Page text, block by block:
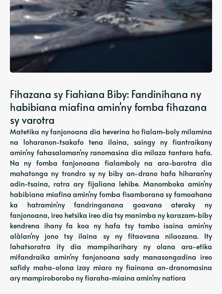
Fihazana sy Fiahiana Biby: Fandinihana ny
habibiana miafina amin'ny fomba fihazana
sy varotra
Matetika ny fanjonoana dia heverina ho fialam-boly milamina
na loharanon-tsakafo tena ilaina, saingy ny fiantraikany
amin'ny fahasalaman'ny ranomasina dia milaza tantara hafa.
Na ny fomba fanjonoana fialamboly na ara-barotra dia
mahatonga ny trondro sy ny biby an-drano hafa hiharan'ny
adin-tsaina, ratra ary fijaliana lehibe. Manomboka amin'ny
habibiana miafina amin'ny fomba fisamborana sy famoahana
ka hatramin'ny fandringanana goavana ateraky ny
fanjonoana, ireo hetsika ireo dia tsy manimba ny karazam-biby
kendrena ihany fa koa ny hafa tsy tambo isaina amin'ny
alàlan'ny jono tsy ilaina sy ny fitaovana nilaozana. Ity
lahatsoratra ity dia mampiharihary ny olana ara-etika
mifandraika amin'ny fanjonoana sady manasongadina ireo
safidy maha-olona izay miaro ny fiainana an-dranomasina
ary mampiroborobo ny fiaraha-miaina amin'ny natiora